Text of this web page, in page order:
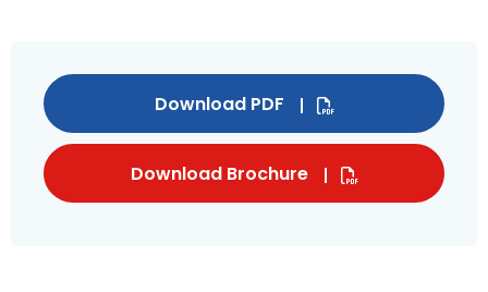
Download PDF
Download Brochure